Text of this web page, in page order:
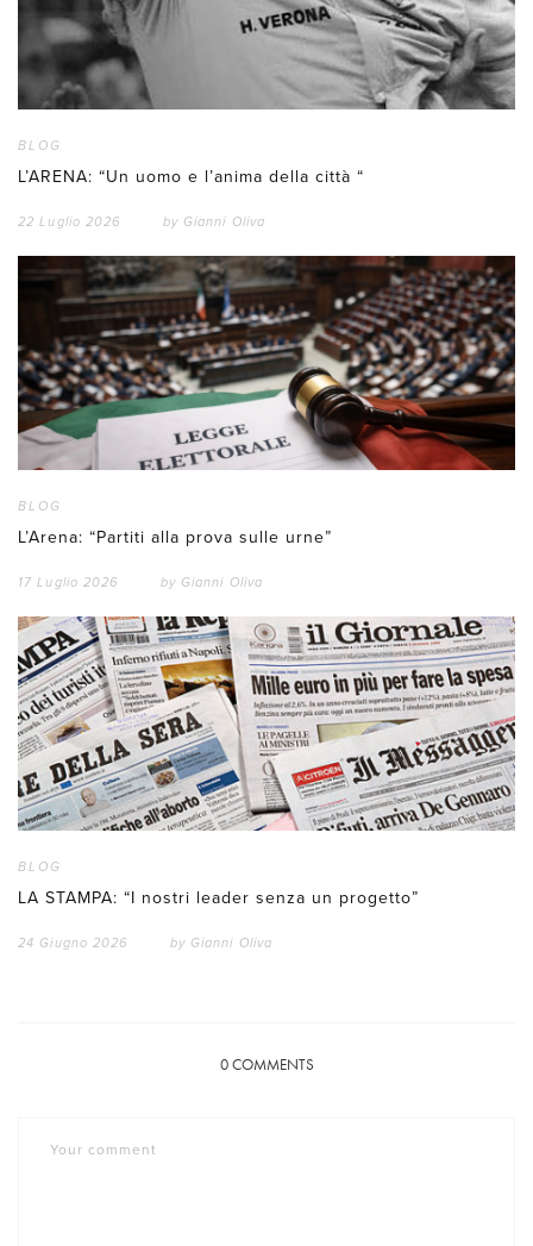
BLOG
L’ARENA: “Un uomo e l’anima della città “
22 Luglio 2026 by Gianni Oliva
BLOG
L’Arena: “Partiti alla prova sulle urne”
17 Luglio 2026 by Gianni Oliva
BLOG
LA STAMPA: “I nostri leader senza un progetto”
24 Giugno 2026 by Gianni Oliva
0COMMENTS